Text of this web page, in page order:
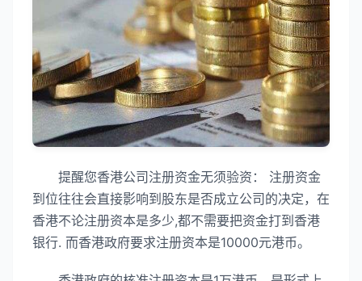
提醒您香港公司注册资金无须验资： 注册资金
到位往往会直接影响到股东是否成立公司的决定，在
香港不论注册资本是多少,都不需要把资金打到香港
银行. 而香港政府要求注册资本是10000元港币。